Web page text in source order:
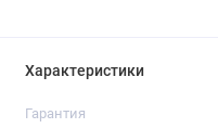
Характеристики
Гарантия